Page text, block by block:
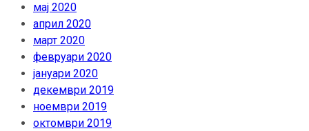
мај 2020
април 2020
март 2020
февруари 2020
јануари 2020
декември 2019
ноември 2019
октомври 2019